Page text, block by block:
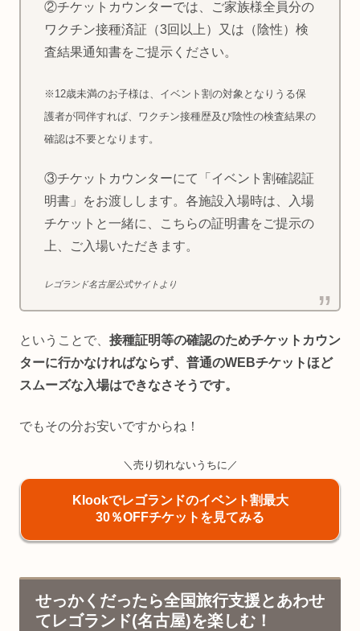
②チケットカウンターでは、ご家族様全員分の
ワクチン接種済証（3回以上）又は（陰性）検
査結果通知書をご提示ください。
※12歳未満のお子様は、イベント割の対象となりうる保
護者が同伴すれば、ワクチン接種歴及び陰性の検査結果の
確認は不要となります。
③チケットカウンターにて「イベント割確認証
明書」をお渡しします。各施設入場時は、入場
チケットと一緒に、こちらの証明書をご提示の
上、ご入場いただきます。
レゴランド名古屋公式サイトより
ということで、 接種証明等の確認のためチケットカウン
ターに行かなければならず、普通のWEBチケットほど
スムーズな入場はできなさそうです。
でもその分お安いですからね！
＼売り切れないうちに／
Klookでレゴランドのイベント割最大
30％OFFチケットを見てみる
せっかくだったら全国旅行支援とあわせ
てレゴランド(名古屋)を楽しむ！